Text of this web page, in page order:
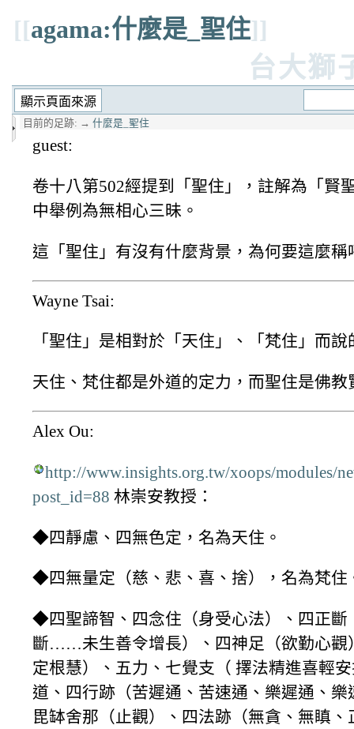
[[agama:什麼是_聖住]]
台大獅
目前的足跡: → 什麼是_聖住
guest:
卷十八第502經提到「聖住」，註解為「賢
中舉例為無相心三昧。
這「聖住」有沒有什麼背景，為何要這麼稱
Wayne Tsai:
「聖住」是相對於「天住」、「梵住」而說
天住、梵住都是外道的定力，而聖住是佛
Alex Ou:
http://www.insights.org.tw/xoops/modules/
post_id=88 林崇安教授：
◆四靜慮、四無色定，名為天住。
◆四無量定（慈、悲、喜、捨），名為梵住
◆四聖諦智、四念住（身受心法）、四正斷
斷……未生善令增長）、四神足（欲勤心觀
定根慧）、五力、七覺支（ 擇法精進喜輕
道、四行跡（苦遲通、苦速通、樂遲通、樂
毘缽舍那（止觀）、四法跡（無貪、無瞋